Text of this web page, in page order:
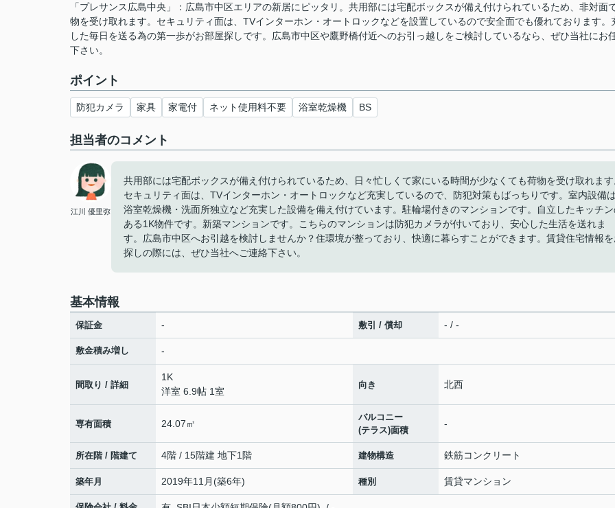
「プレサンス広島中央」：広島市中区エリアの新居にピッタリ。共用部には宅配ボックスが備え付けられているため、非対面
物を受け取れます。セキュリティ面は、TVインターホン・オートロックなどを設置しているので安全面でも優れております。
した毎日を送る為の第一歩がお部屋探しです。広島市中区や鷹野橋付近へのお引っ越しをご検討しているなら、ぜひ当社にお
下さい。
ポイント
防犯カメラ 家具 家電付 ネット使用料不要 浴室乾燥機 BS
担当者のコメント
江川 優里弥
共用部には宅配ボックスが備え付けられているため、日々忙しくて家にいる時間が少なくても荷物を受け取れま
セキュリティ面は、TVインターホン・オートロックなど充実しているので、防犯対策もばっちりです。室内設備
浴室乾燥機・洗面所独立など充実した設備を備え付けています。駐輪場付きのマンションです。自立したキッチ
ある1K物件です。新築マンションです。こちらのマンションは防犯カメラが付いており、安心した生活を送れま
す。広島市中区へお引越を検討しませんか？住環境が整っており、快適に暮らすことができます。賃貸住宅情報
探しの際には、ぜひ当社へご連絡下さい。
基本情報
保証金 - 敷引 / 償却 - / -
敷金積み増し -
間取り / 詳細
1K
洋室 6.9帖 1室
向き 北西
専有面積 24.07㎡
バルコニー
(テラス)面積
-
所在階 / 階建て 4階 / 15階建 地下1階 建物構造 鉄筋コンクリート
築年月 2019年11月(築6年) 種別 賃貸マンション